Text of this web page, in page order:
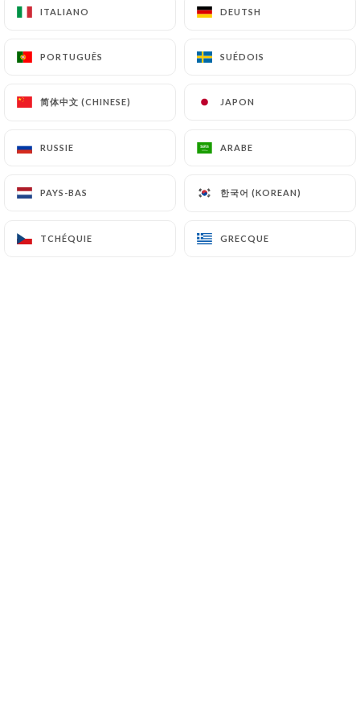
ITALIANO DEUTSH
PORTUGUÊS SUÉDOIS
简体中文 (CHINESE) JAPON
RUSSIE ARABE
PAYS-BAS 한국어 (KOREAN)
TCHÉQUIE GRECQUE
ACCUEIL/
ITALIANO DEUTSH
PORTUGUÊS SUÉDOIS
简体中文 (CHINESE) JAPON
RUSSIE ARABE
PAYS-BAS 한국어 (KOREAN)
TCHÉQUIE GRECQUE